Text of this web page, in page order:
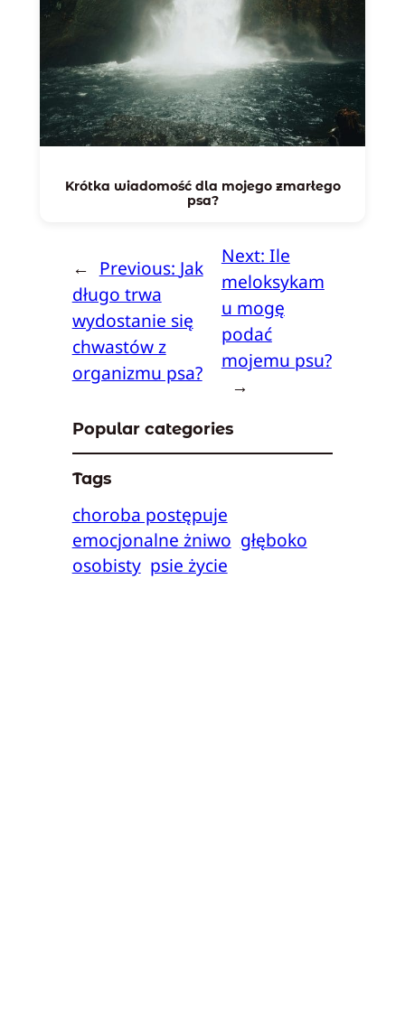
Krótka wiadomość dla mojego zmarłego
psa?
← Previous: Jak
długo trwa
wydostanie się
chwastów z
organizmu psa?
Next: Ile
meloksykam
u mogę
podać
mojemu psu?
→
Popular categories
Tags
choroba postępuje
emocjonalne żniwo głęboko
osobisty psie życie